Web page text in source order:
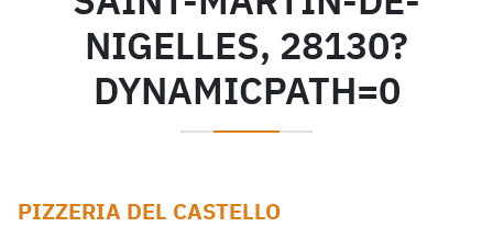
NIGELLES, 28130?
DYNAMICPATH=0
PIZZERIA DEL CASTELLO